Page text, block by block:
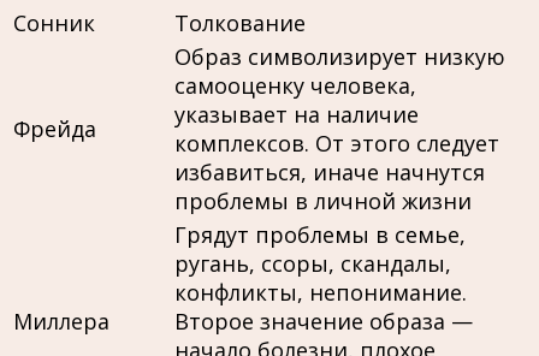
Сонник Толкование
Фрейда
Образ символизирует низкую
самооценку человека,
указывает на наличие
комплексов. От этого следует
избавиться, иначе начнутся
проблемы в личной жизни
Миллера
Грядут проблемы в семье,
ругань, ссоры, скандалы,
конфликты, непонимание.
Второе значение образа —